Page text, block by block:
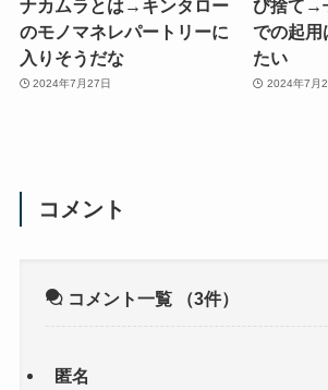
ナカムラとは→キンタロー
のモノマネレパートリーに
入りそうだな
2024年7月27日
び捨て→
での起用
たい
2024年7月
コメント
コメント一覧 （3件）
匿名